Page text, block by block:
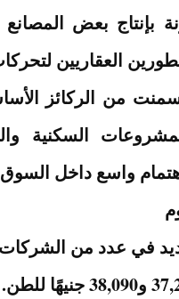
بإنتاج بعض
العقاريين
من الركائز
السكنية
واسع داخل
في عدد من الشركات